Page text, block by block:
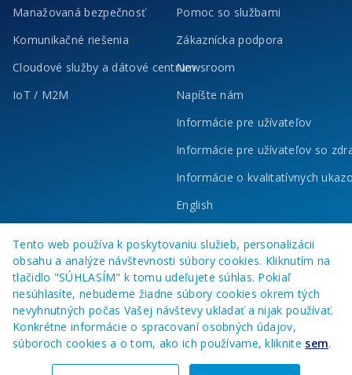
Manažovaná bezpečnosť
Komunikačné riešenia
Cloudové služby a dátové centrum
IoT / M2M
Pomoc so službami
Zákaznícka podpora
Newsroom
Napíšte nám
Informácie pre užívateľov
Informácie pre užívateľov so
Informácie o kvalitatívnych
English
Tento web používa k poskytovaniu služieb, personalizácii
obsahu a analýze návštevnosti súbory cookies. Kliknutím na
tlačidlo "SÚHLASÍM" k tomu udeľujete súhlas. Pokiaľ
nesúhlasíte, nebudeme žiadne súbory cookies okrem tých
nevyhnutných počas Vašej návštevy ukladať a nijak používať.
Konkrétne informácie o spracovaní osobných údajov,
súboroch cookies a o tom, ako ich používame, kliknite sem.